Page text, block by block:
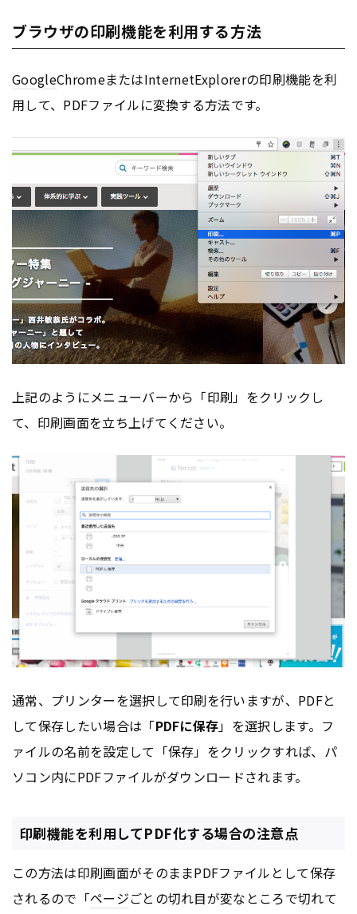
ブラウザの印刷機能を利用する方法
GoogleChromeまたはInternetExplorerの印刷機能を利
用して、PDFファイルに変換する方法です。
上記のようにメニューバーから「印刷」をクリックし
て、印刷画面を立ち上げてください。
通常、プリンターを選択して印刷を行いますが、PDFと
して保存したい場合は「PDFに保存」を選択します。フ
ァイルの名前を設定して「保存」をクリックすれば、パ
ソコン内にPDFファイルがダウンロードされます。
印刷機能を利用してPDF化する場合の注意点
この方法は印刷画面がそのままPDFファイルとして保存
されるので「ページごとの切れ目が変なところで切れて